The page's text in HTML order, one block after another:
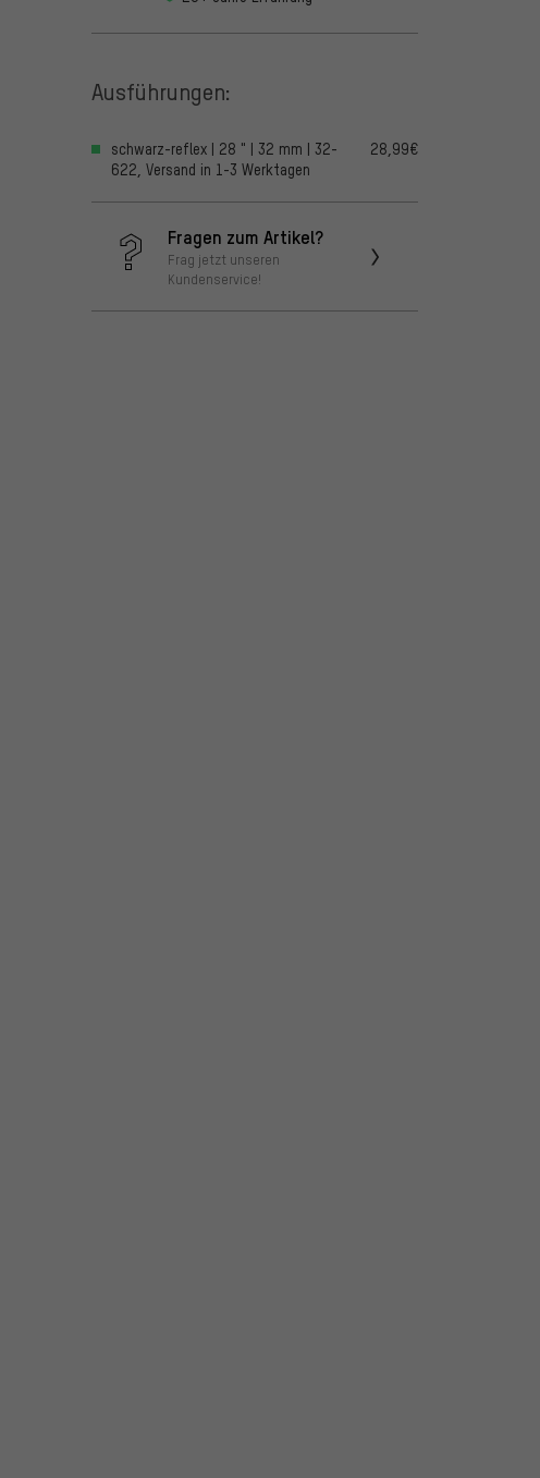
Ausführungen:
schwarz-reflex | 28 " | 32 mm | 32-
622, Versand in 1-3 Werktagen
28,99€
Fragen zum Artikel?
Frag jetzt unseren
Kundenservice!